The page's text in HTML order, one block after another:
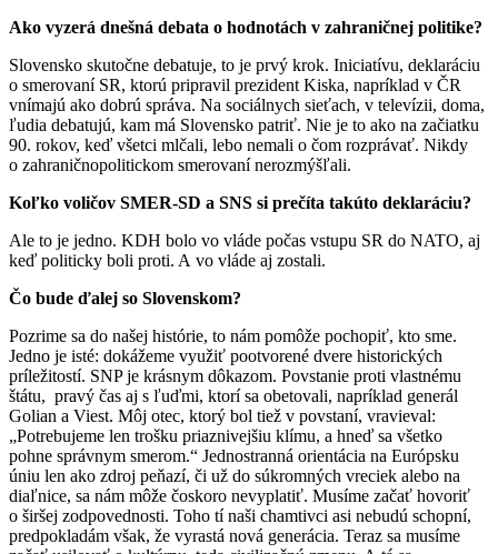
Ako vyzerá dnešná debata o hodnotách v zahraničnej politike?
Slovensko skutočne debatuje, to je prvý krok. Iniciatívu, deklaráciu
o smerovaní SR, ktorú pripravil prezident Kiska, napríklad v ČR
vnímajú ako dobrú správa. Na sociálnych sieťach, v televízii, doma,
ľudia debatujú, kam má Slovensko patriť. Nie je to ako na začiatku
90. rokov, keď všetci mlčali, lebo nemali o čom rozprávať. Nikdy
o zahraničnopolitickom smerovaní nerozmýšľali.
Koľko voličov SMER-SD a SNS si prečíta takúto deklaráciu?
Ale to je jedno. KDH bolo vo vláde počas vstupu SR do NATO, aj
keď politicky boli proti. A vo vláde aj zostali.
Čo bude ďalej so Slovenskom?
Pozrime sa do našej histórie, to nám pomôže pochopiť, kto sme.
Jedno je isté: dokážeme využiť pootvorené dvere historických
príležitostí. SNP je krásnym dôkazom. Povstanie proti vlastnému
štátu, pravý čas aj s ľuďmi, ktorí sa obetovali, napríklad generál
Golian a Viest. Môj otec, ktorý bol tiež v povstaní, vravieval:
„Potrebujeme len trošku priaznivejšiu klímu, a hneď sa všetko
pohne správnym smerom.“ Jednostranná orientácia na Európsku
úniu len ako zdroj peňazí, či už do súkromných vreciek alebo na
diaľnice, sa nám môže čoskoro nevyplatiť. Musíme začať hovoriť
o širšej zodpovednosti. Toho tí naši chamtivci asi nebudú schopní,
predpokladám však, že vyrastá nová generácia. Teraz sa musíme